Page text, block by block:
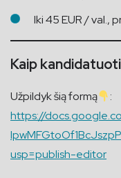
Iki 45 EUR / val.,
Kaip
Užpildyk šią formą
:
https://
usp=publish-editor